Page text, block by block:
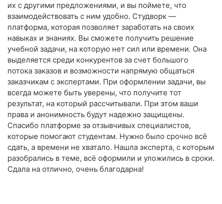
их с другими предложениями, и вы поймете, что
взаимодействовать с ним удобно. Студворк —
платформа, которая позволяет заработать на своих
навыках и знаниях. Вы сможете получить решение
учебной задачи, на которую нет сил или времени. Она
выделяется среди конкурентов за счет большого
потока заказов и возможности напрямую общаться
заказчикам с экспертами. При оформлении задачи, вы
всегда можете быть уверены, что получите тот
результат, на который рассчитывали. При этом ваши
права и анонимность будут надежно защищены.
Спасибо платформе за отзывчивых специалистов,
которые помогают студентам. Нужно было срочно всё
сдать, а времени не хватало. Нашла эксперта, с которым
разобрались в теме, всё оформили и уложились в сроки.
Сдала на отлично, очень благодарна!